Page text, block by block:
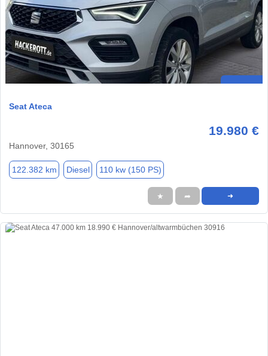
Seat Ateca
19.980 €
Hannover, 30165
122.382 km Diesel 110 kw (150 PS)
★ ➦ ➜